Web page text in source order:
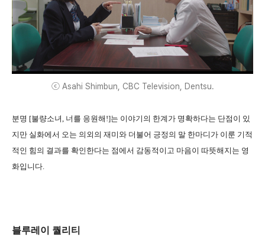
ⓒ Asahi Shimbun, CBC Television, Dentsu.
분명 [불량소녀, 너를 응원해!]는 이야기의 한계가 명확하다는 단점이 있
지만 실화에서 오는 의외의 재미와 더불어 긍정의 말 한마디가 이룬 기적
적인 힘의 결과를 확인한다는 점에서 감동적이고 마음이 따뜻해지는 영
화입니다.
블루레이 퀄리티